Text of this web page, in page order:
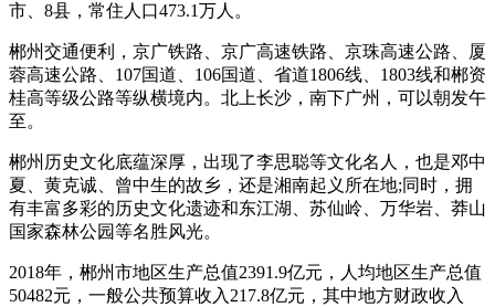
市、8县，常住人口473.1万人。
郴州交通便利，京广铁路、京广高速铁路、京珠高速公路、厦
蓉高速公路、107国道、106国道、省道1806线、1803线和郴资
桂高等级公路等纵横境内。北上长沙，南下广州，可以朝发午
至。
郴州历史文化底蕴深厚，出现了李思聪等文化名人，也是邓中
夏、黄克诚、曾中生的故乡，还是湘南起义所在地;同时，拥
有丰富多彩的历史文化遗迹和东江湖、苏仙岭、万华岩、莽山
国家森林公园等名胜风光。
2018年，郴州市地区生产总值2391.9亿元，人均地区生产总值
50482元，一般公共预算收入217.8亿元，其中地方财政收入